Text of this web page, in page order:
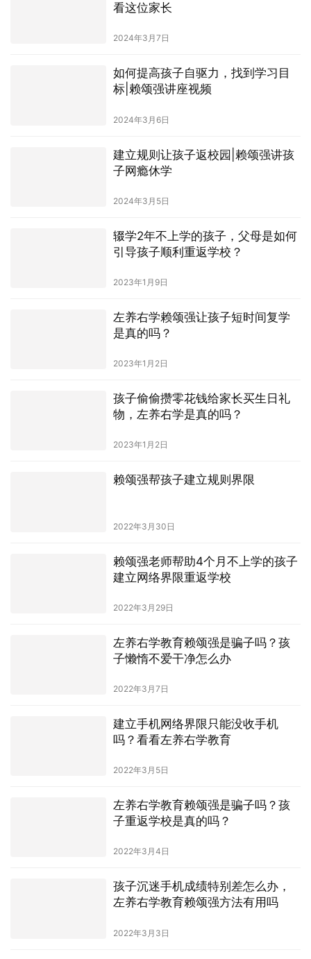
看这位家长
2024年3月7日
如何提高孩子自驱力，找到学习目
标|赖颂强讲座视频
2024年3月6日
建立规则让孩子返校园|赖颂强讲孩
子网瘾休学
2024年3月5日
辍学2年不上学的孩子，父母是如何
引导孩子顺利重返学校？
2023年1月9日
左养右学赖颂强让孩子短时间复学
是真的吗？
2023年1月2日
孩子偷偷攒零花钱给家长买生日礼
物，左养右学是真的吗？
2023年1月2日
赖颂强帮孩子建立规则界限
2022年3月30日
赖颂强老师帮助4个月不上学的孩子
建立网络界限重返学校
2022年3月29日
左养右学教育赖颂强是骗子吗？孩
子懒惰不爱干净怎么办
2022年3月7日
建立手机网络界限只能没收手机
吗？看看左养右学教育
2022年3月5日
左养右学教育赖颂强是骗子吗？孩
子重返学校是真的吗？
2022年3月4日
孩子沉迷手机成绩特别差怎么办，
左养右学教育赖颂强方法有用吗
2022年3月3日